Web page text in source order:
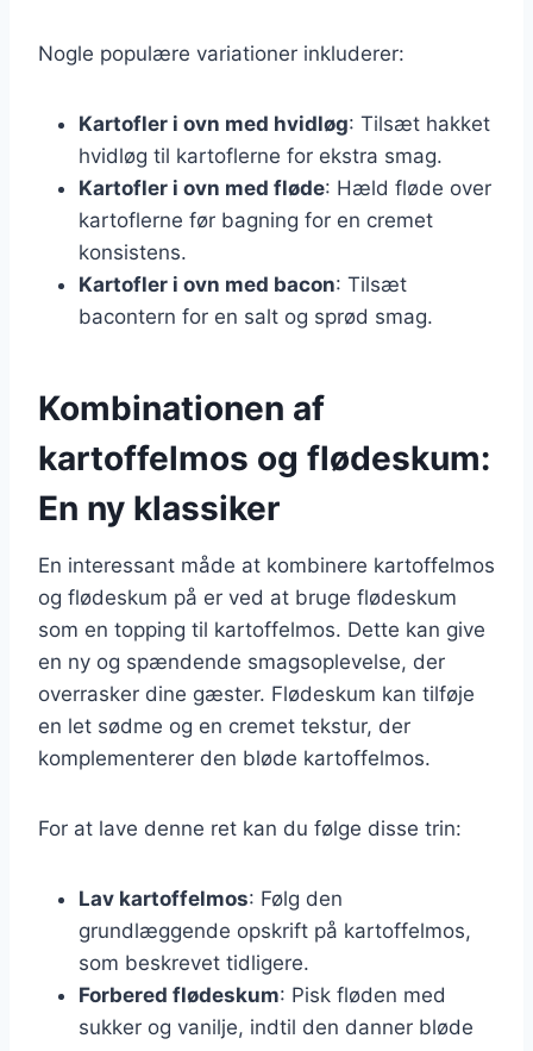
Nogle populære variationer inkluderer:
Kartofler i ovn med hvidløg: Tilsæt hakket
hvidløg til kartoflerne for ekstra smag.
Kartofler i ovn med fløde: Hæld fløde over
kartoflerne før bagning for en cremet
konsistens.
Kartofler i ovn med bacon: Tilsæt
bacontern for en salt og sprød smag.
Kombinationen af
kartoffelmos og flødeskum:
En ny klassiker
En interessant måde at kombinere kartoffelmos
og flødeskum på er ved at bruge flødeskum
som en topping til kartoffelmos. Dette kan give
en ny og spændende smagsoplevelse, der
overrasker dine gæster. Flødeskum kan tilføje
en let sødme og en cremet tekstur, der
komplementerer den bløde kartoffelmos.
For at lave denne ret kan du følge disse trin:
Lav kartoffelmos: Følg den
grundlæggende opskrift på kartoffelmos,
som beskrevet tidligere.
Forbered flødeskum: Pisk fløden med
sukker og vanilje, indtil den danner bløde